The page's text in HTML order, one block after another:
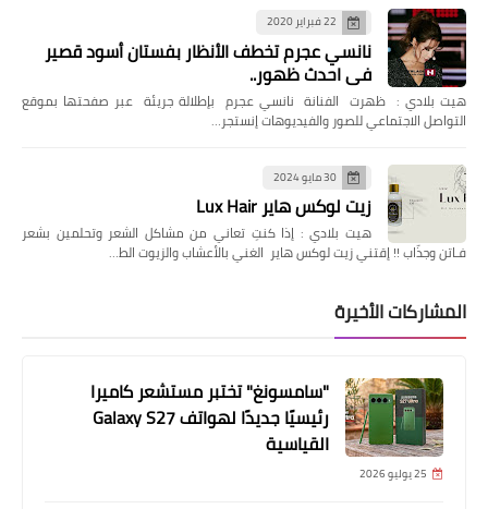
22 فبراير 2020
نانسي عجرم تخطف الأنظار بفستان أسود قصير
في احدث ظهور..
هيت بلادي : ظهرت الفنانة نانسي عجرم بإطلالة جريئة عبر صفحتها بموقع
التواصل الاجتماعي للصور والفيديوهات إنستجر…
30 مايو 2024
زيت لوكس هاير Lux Hair
هيت بلادي : إذا كنتِ تعاني من مشاكل الشعر وتحلمين بشعر
فـاتن وجذّاب !! إقتني زيت لوكس هاير الغني بالأعشاب والزيوت الط…
المشاركات الأخيرة
"سامسونغ" تختبر مستشعر كاميرا
رئيسيًا جديدًا لهواتف Galaxy S27
القياسية
25 يوليو 2026